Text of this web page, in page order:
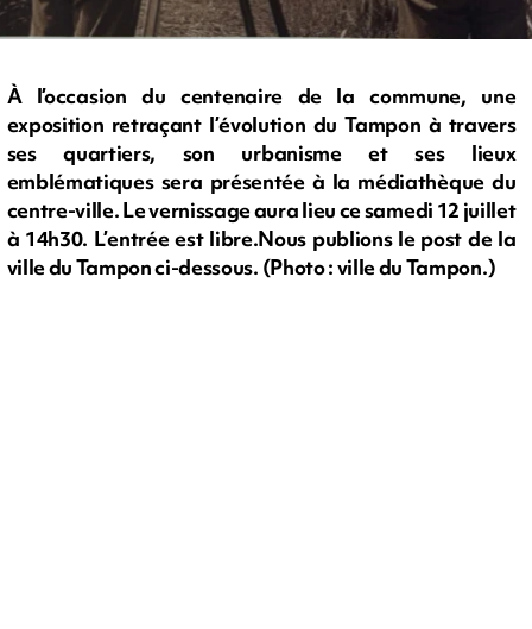
À l’occasion du centenaire de la commune, une
exposition retraçant l’évolution du Tampon à travers
ses quartiers, son urbanisme et ses lieux
emblématiques sera présentée à la médiathèque du
centre-ville. Le vernissage aura lieu ce samedi 12 juillet
à 14h30. L’entrée est libre.Nous publions le post de la
ville du Tampon ci-dessous. (Photo : ville du Tampon.)